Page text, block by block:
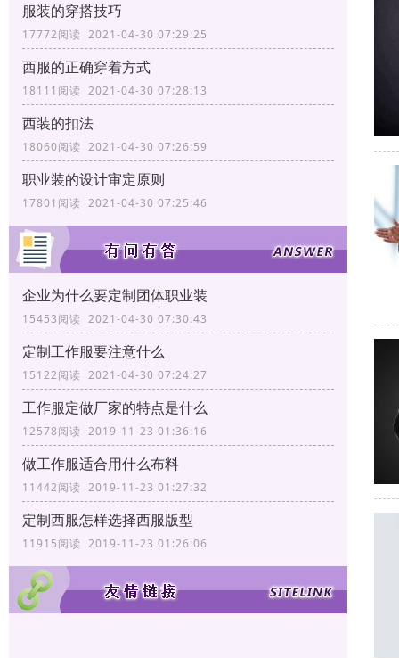
服装的穿搭技巧
17772阅读 2021-04-30 07:29:25
西服的正确穿着方式
18111阅读 2021-04-30 07:28:13
西装的扣法
18060阅读 2021-04-30 07:26:59
职业装的设计审定原则
17801阅读 2021-04-30 07:25:46
企业为什么要定制团体职业装
15453阅读 2021-04-30 07:30:43
定制工作服要注意什么
15122阅读 2021-04-30 07:24:27
工作服定做厂家的特点是什么
12578阅读 2019-11-23 01:36:16
做工作服适合用什么布料
11442阅读 2019-11-23 01:27:32
定制西服怎样选择西服版型
11915阅读 2019-11-23 01:26:06